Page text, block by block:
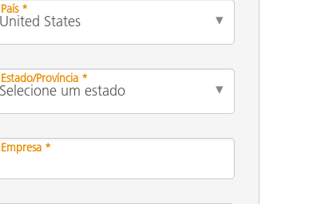
País *
Estado/Província *
Empresa *